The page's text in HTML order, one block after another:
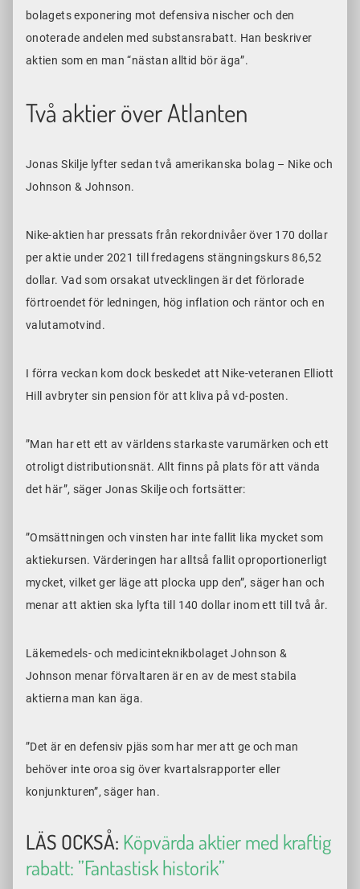
bolagets exponering mot defensiva nischer och den
onoterade andelen med substansrabatt. Han beskriver
aktien som en man “nästan alltid bör äga”.
Två aktier över Atlanten
Jonas Skilje lyfter sedan två amerikanska bolag – Nike och
Johnson & Johnson.
Nike-aktien har pressats från rekordnivåer över 170 dollar
per aktie under 2021 till fredagens stängningskurs 86,52
dollar. Vad som orsakat utvecklingen är det förlorade
förtroendet för ledningen, hög inflation och räntor och en
valutamotvind.
I förra veckan kom dock beskedet att Nike-veteranen Elliott
Hill avbryter sin pension för att kliva på vd-posten.
”Man har ett ett av världens starkaste varumärken och ett
otroligt distributionsnät. Allt finns på plats för att vända
det här”, säger Jonas Skilje och fortsätter:
”Omsättningen och vinsten har inte fallit lika mycket som
aktiekursen. Värderingen har alltså fallit oproportionerligt
mycket, vilket ger läge att plocka upp den”, säger han och
menar att aktien ska lyfta till 140 dollar inom ett till två år.
Läkemedels- och medicinteknikbolaget Johnson &
Johnson menar förvaltaren är en av de mest stabila
aktierna man kan äga.
”Det är en defensiv pjäs som har mer att ge och man
behöver inte oroa sig över kvartalsrapporter eller
konjunkturen”, säger han.
LÄS OCKSÅ: Köpvärda aktier med kraftig
rabatt: ”Fantastisk historik”